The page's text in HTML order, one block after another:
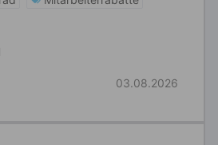
03.08.2026